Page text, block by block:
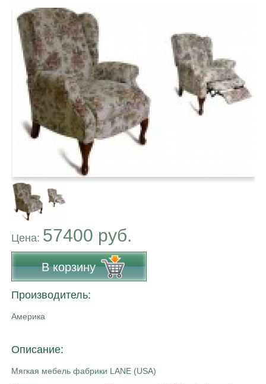
Цена: 57400 руб.
В корзину
Производитель:
Америка
Описание:
Мягкая мебель фабрики LANE (USA)